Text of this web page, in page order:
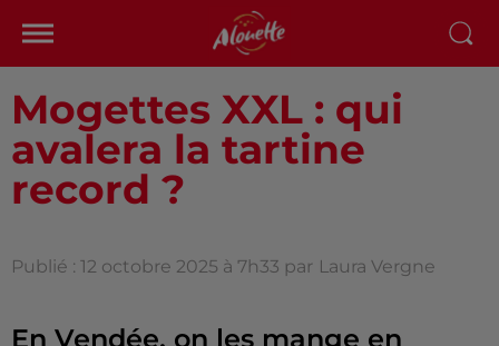
Mogettes XXL : qui
avalera la tartine
record ?
Publié : 12 octobre 2025 à 7h33 par Laura Vergne
En Vendée, on les mange en